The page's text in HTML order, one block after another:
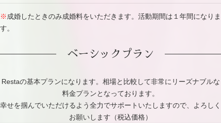
※成婚したときのみ成婚料をいただきます。活動期間は１年間になりま
す。
ベーシックプラン
Restaの基本プランになります。相場と比較して非常にリーズナブルな
料金プランとなっております。
幸せを掴んでいただけるよう全力でサポートいたしますので、よろしく
お願いします（税込価格）